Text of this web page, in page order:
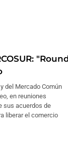
del Mercado Común
en reuniones
sus acuerdos de
liberar el comercio